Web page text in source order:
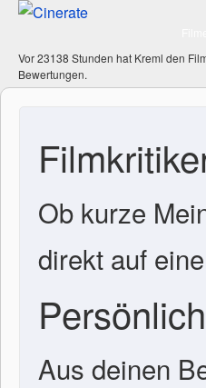
Vor 23138 Stunden hat Kreml den
Bewertungen.
Ob kurze
direkt auf
Aus deinen